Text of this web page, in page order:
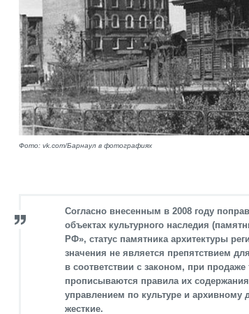
Фото: vk.com/Барнаул в фотографиях
Согласно внесенным в 2008 году
объектах культурного наследия
РФ», статус памятника архитектуры
значения не является препятствием
в соответствии с законом, при продаже
прописываются правила их
управлением по культуре и архивному
жесткие.